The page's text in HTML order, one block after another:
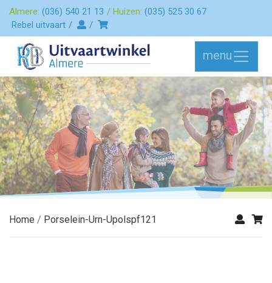
Almere: (036) 540 21 13 Huizen: (035) 525 30 67
Rebel uitvaart
menu
Home Porselein-Urn-Upolspf121